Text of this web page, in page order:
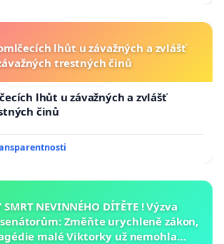
lhůt u závažných a zvlášť
trestných činů
lhůt u závažných a zvlášť
činů
SMRT NEVINNÉHO DÍTĚTE ! Výzva
Změňte urychleně zákon,
malé Viktorky už nemohla